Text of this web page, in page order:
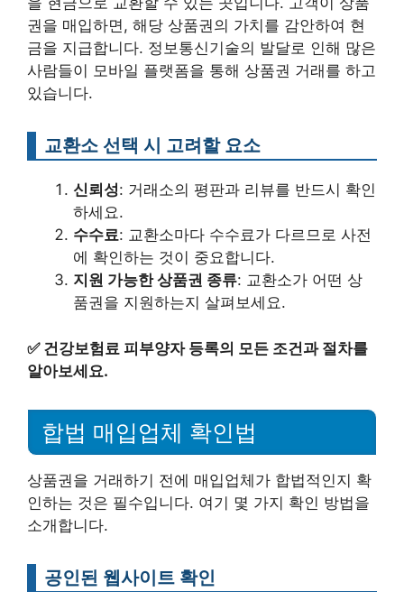
권을 매입하면, 해당 상품권의 가치를 감안하여 현
금을 지급합니다. 정보통신기술의 발달로 인해 많은
사람들이 모바일 플랫폼을 통해 상품권 거래를 하고
있습니다.
교환소 선택 시 고려할 요소
신뢰성: 거래소의 평판과 리뷰를 반드시 확인
하세요.
수수료: 교환소마다 수수료가 다르므로 사전
에 확인하는 것이 중요합니다.
지원 가능한 상품권 종류: 교환소가 어떤 상
품권을 지원하는지 살펴보세요.
✅ 건강보험료 피부양자 등록의 모든 조건과 절차를
알아보세요.
합법 매입업체 확인법
상품권을 거래하기 전에 매입업체가 합법적인지 확
인하는 것은 필수입니다. 여기 몇 가지 확인 방법을
소개합니다.
공인된 웹사이트 확인